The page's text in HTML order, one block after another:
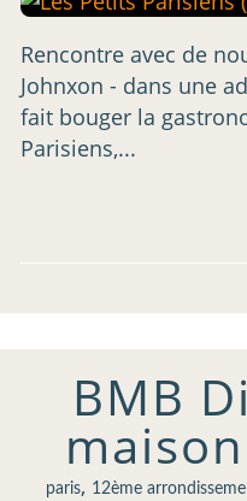
Rencontre avec de
Johnxon - dans une
fait bouger la
Parisiens,...
BMB
paris, 12ème